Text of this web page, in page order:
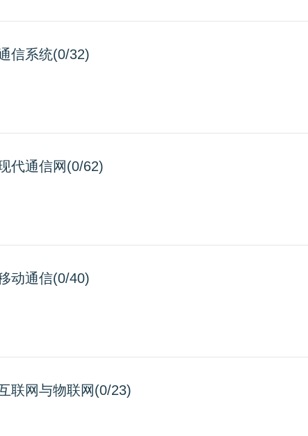
信系统(0/32)
代通信网(0/62)
动通信(0/40)
联网与物联网(0/23)